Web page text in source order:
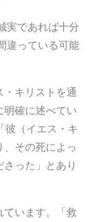
実であれば十分
違っている可能
キリストを通
明確に述べてい
彼（イエス・キ
、その死によっ
った」とあり
います。「救